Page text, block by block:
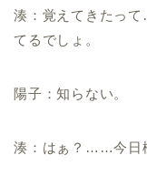
湊：覚えてきたっ
てるでしょ。
陽子：知らない。
湊：はぁ？……今日